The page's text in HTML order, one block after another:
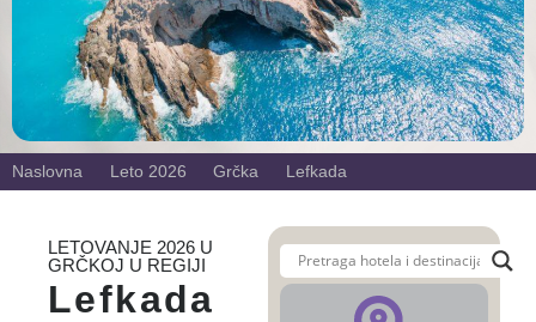
Naslovna Leto 2026 Grčka Lefkada
LETOVANJE 2026 U
GRČKOJ U REGIJI
Lefkada